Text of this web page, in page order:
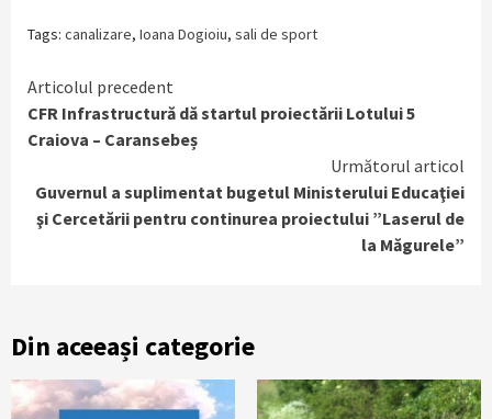
Tags: canalizare, Ioana Dogioiu, sali de sport
Continue
Reading
Articolul precedent
CFR Infrastructură dă startul proiectării Lotului 5
Craiova – Caransebeș
Următorul articol
Guvernul a suplimentat bugetul Ministerului Educaţiei
şi Cercetării pentru continurea proiectului ”Laserul de
la Măgurele”
Din aceeași categorie